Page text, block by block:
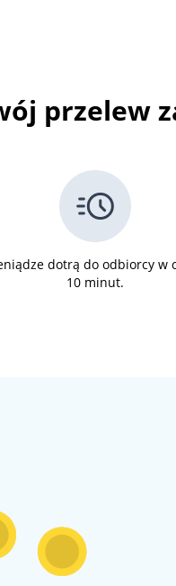
przelew
dotrą do odbiorcy w
10 minut.